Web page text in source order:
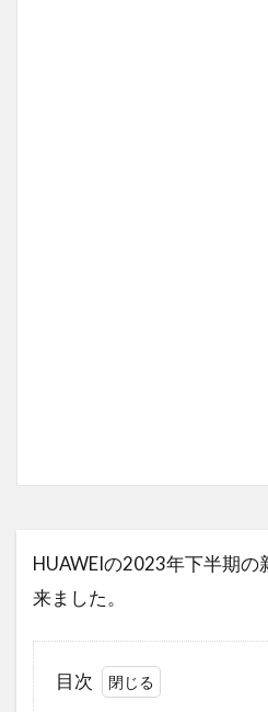
HUAWEIの2023年下半期の
来ました。
目次